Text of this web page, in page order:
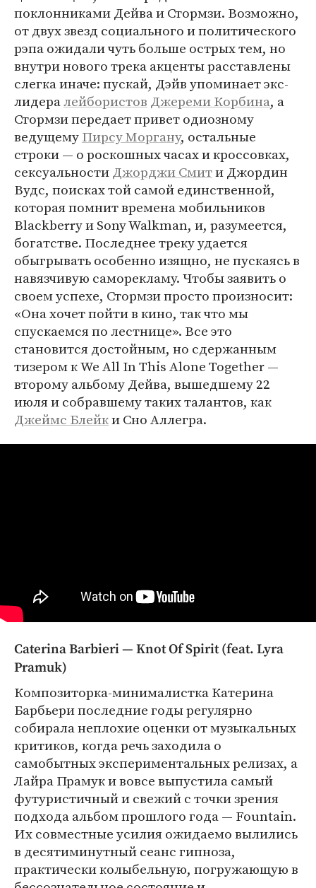
поклонниками Дейва и Стормзи. Возможно,
от двух звезд социального и политического
рэпа ожидали чуть больше острых тем, но
внутри нового трека акценты расставлены
слегка иначе: пускай, Дэйв упоминает экс-
лидералейбористов Джереми Корбина, а
Стормзи передает привет одиозному
ведущемуПирсу Моргану, остальные
строки — о роскошных часах и кроссовках,
сексуальностиДжорджи Смити Джордин
Вудс, поисках той самой единственной,
которая помнит времена мобильников
Blackberry и Sony Walkman, и, разумеется,
богатстве. Последнее треку удается
обыгрывать особенно изящно, не пускаясь в
навязчивую саморекламу. Чтобы заявить о
своем успехе, Стормзи просто произносит:
«Она хочет пойти в кино, так что мы
спускаемся по лестнице». Все это
становится достойным, но сдержанным
тизером к We All In This Alone Together —
второму альбому Дейва, вышедшему 22
июля и собравшему таких талантов, как
Джеймс Блейки Сно Аллегра.
Caterina Barbieri — Knot Of Spirit (feat. Lyra
Pramuk)
Композиторка-минималистка Катерина
Барбьери последние годы регулярно
собирала неплохие оценки от музыкальных
критиков, когда речь заходила о
самобытных экспериментальных релизах, а
Лайра Прамук и вовсе выпустила самый
футуристичный и свежий с точки зрения
подхода альбом прошлого года — Fountain.
Их совместные усилия ожидаемо вылились
в десятиминутный сеанс гипноза,
практически колыбельную, погружающую в